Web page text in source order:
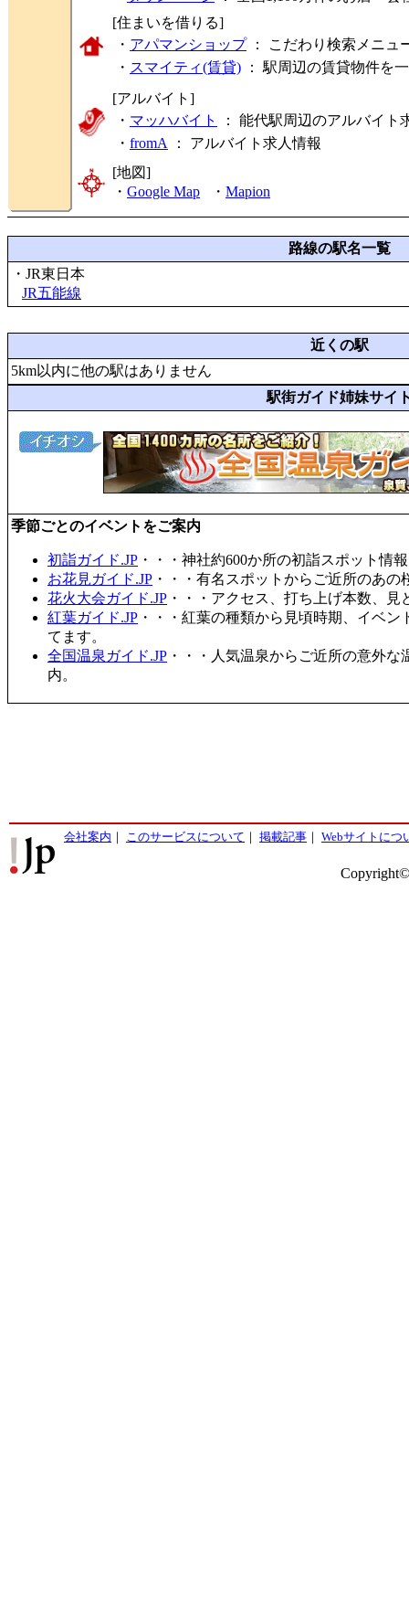
[住まいを借りる]
・ アパマンショップ： こだわり検索メニュ
・ スマイティ(賃貸) ： 駅周辺の賃貸物件を
[アルバイト]
・ マッハバイト
： 能代駅周辺のアルバイト
・ fromA ： アルバイト求人情報
[地図]
・ Google Map ・ Mapion
路線の駅名一覧
・JR東日本
JR五能線
近くの駅
5km以内に他の駅はありません
駅街ガイド姉妹サイ
季節ごとのイベントをご案内
初詣ガイド.JP ・・・神社約600か所の初詣スポット情
お花見ガイド.JP ・・・有名スポットからご近所のあ
花火大会ガイド.JP ・・・アクセス、打ち上げ本数、
紅葉ガイド.JP ・・・紅葉の種類から見頃時期、イベ
てます。
全国温泉ガイド.JP ・・・人気温泉からご近所の意外
内。
会社案内 ｜ このサービスについて ｜ 掲載記事 ｜ Webサイトにつ